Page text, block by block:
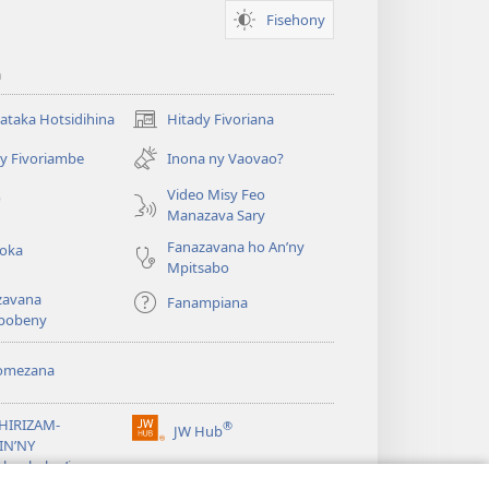
Fisehony
Hotsidihina Hitady Fivoriana
(manokatra
rohy)
Fivoriambe
Inona ny Vaovao?
Video Misy Feo
Manazava Sary
Fanazavana ho An’ny
Mpitsabo
Fanampiana
JW Hub®
(manokatra
rohy)